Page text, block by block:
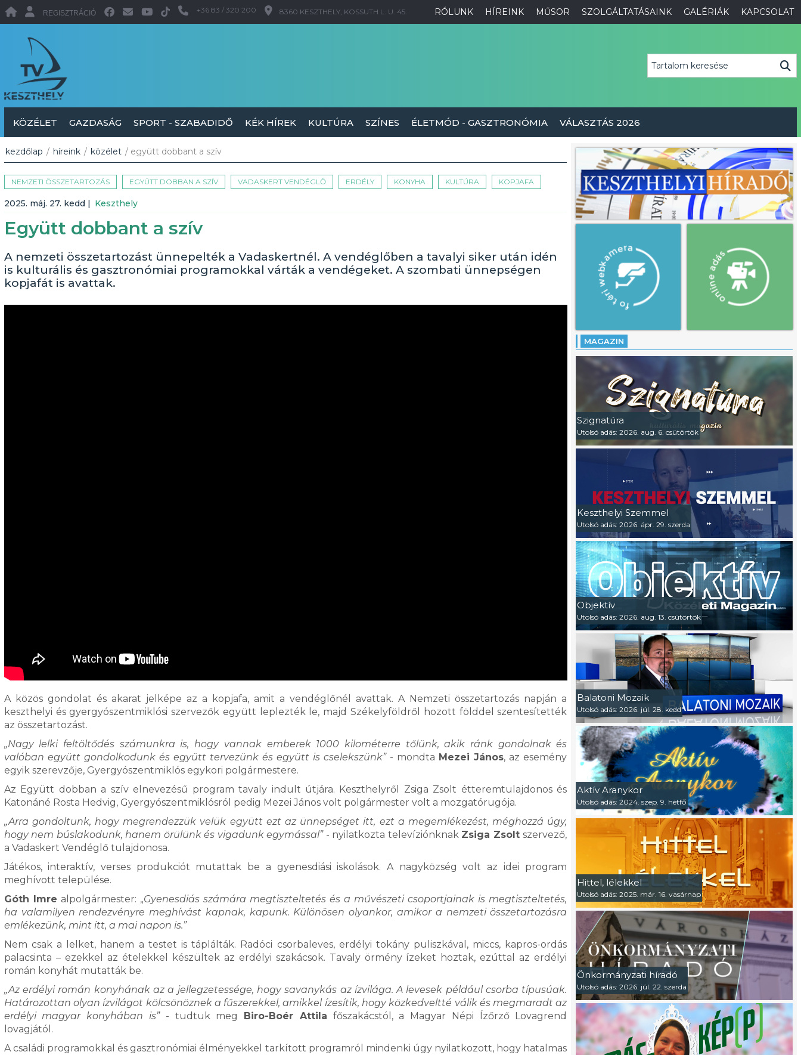
RÓLUNK HÍREINK MŰSOR SZOLGÁLTATÁSAINK GALÉRIÁK KAPCSOLAT
REGISZTRÁCIÓ +36 83 / 320 200 8360 KESZTHELY, KOSSUTH L. U. 45.
KÖZÉLET GAZDASÁG SPORT - SZABADIDŐ KÉK HÍREK KULTÚRA SZÍNES ÉLETMÓD - GASZTRONÓMIA VÁLASZTÁS 2026
kezdőlap / híreink / közélet / együtt dobbant a szív
NEMZETI ÖSSZETARTOZÁS EGYÜTT DOBBAN A SZÍV VADASKERT VENDÉGLŐ ERDÉLY KONYHA KULTÚRA KOPJAFA
2025. máj. 27. kedd | Keszthely
Együtt dobbant a szív
A nemzeti összetartozást ünnepelték a Vadaskertnél. A vendéglőben a tavalyi siker után idén
is kulturális és gasztronómiai programokkal várták a vendégeket. A szombati ünnepségen
kopjafát is avattak.
A közös gondolat és akarat jelképe az a kopjafa, amit a vendéglőnél avattak. A Nemzeti összetartozás napján a
keszthelyi és gyergyószentmiklósi szervezők együtt leplezték le, majd Székelyföldről hozott földdel szentesítették
az összetartozást.
„Nagy lelki feltöltődés számunkra is, hogy vannak emberek 1000 kilométerre tőlünk, akik ránk gondolnak és
valóban együtt gondolkodunk és együtt tervezünk és együtt is cselekszünk”- mondta Mezei János, az esemény
egyik szerevzője, Gyergyószentmiklós egykori polgármestere.
Az Együtt dobban a szív elnevezésű program tavaly indult útjára. Keszthelyről Zsiga Zsolt étteremtulajdonos és
Katonáné Rosta Hedvig, Gyergyószentmiklósról pedig Mezei János volt polgármester volt a mozgatórugója.
„Arra gondoltunk, hogy megrendezzük velük együtt ezt az ünnepséget itt, ezt a megemlékezést, méghozzá úgy,
hogy nem búslakodunk, hanem örülünk és vigadunk egymással”- nyilatkozta televíziónknak Zsiga Zsoltszervező,
a Vadaskert Vendéglő tulajdonosa.
Játékos, interaktív, verses produkciót mutattak be a gyenesdiási iskolások. A nagyközség volt az idei program
meghívott települése.
Góth Imre alpolgármester: „Gyenesdiás számára megtiszteltetés és a művészeti csoportjainak is megtiszteltetés,
ha valamilyen rendezvényre meghívást kapnak, kapunk. Különösen olyankor, amikor a nemzeti összetartozásra
emlékezünk, mint itt, a mai napon is.”
Nem csak a lelket, hanem a testet is táplálták. Radóci csorbaleves, erdélyi tokány puliszkával, miccs, kapros-ordás
palacsinta – ezekkel az ételekkel készültek az erdélyi szakácsok. Tavaly örmény ízeket hoztak, ezúttal az erdélyi
román konyhát mutatták be.
„Az erdélyi román konyhának az a jellegzetessége, hogy savanykás az ízvilága. A levesek például csorba típusúak.
Határozottan olyan ízvilágot kölcsönöznek a fűszerekkel, amikkel ízesítik, hogy közkedveltté válik és megmaradt az
erdélyi magyar konyhában is” - tudtuk meg Biro-Boér Attila főszakácstól, a Magyar Népi Ízőrző Lovagrend
lovagjától.
A családi programokkal és gasztronómiai élményekkel tarkított programról mindenki úgy nyilatkozott, hogy hatalmas
MAGAZIN
Szignatúra
Utolsó adás: 2026. aug. 6. csütörtök
Keszthelyi Szemmel
Utolsó adás: 2026. ápr. 29. szerda
Objektív
Utolsó adás: 2026. aug. 13. csütörtök
Balatoni Mozaik
Utolsó adás: 2026. júl. 28. kedd
Aktív Aranykor
Utolsó adás: 2024. szep. 9. hétfő
Hittel, lélekkel
Utolsó adás: 2025. már. 16. vasárnap
Önkormányzati híradó
Utolsó adás: 2026. júl. 22. szerda